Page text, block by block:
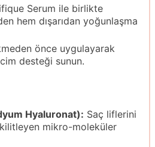
Serum ile birlikte
hem dışarıdan yoğunlaşma
önce uygulayarak
desteği sunun.
Hyaluronat): Saç liflerini
kilitleyen mikro-moleküler